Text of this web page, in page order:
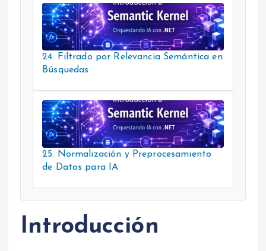
24. Filtrado por Relevancia Semántica en
Búsquedas
25. Normalización y Preprocesamiento
de Datos para IA
Introducción